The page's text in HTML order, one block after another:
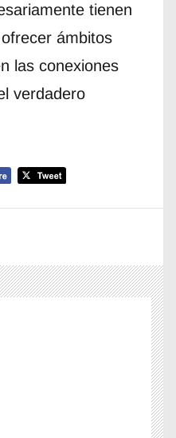
tienen
ámbitos
las conexiones
verdadero